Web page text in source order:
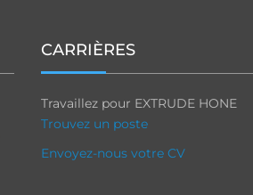
CARRIÈRES
Travaillez pour EXTRUDE HONE
Trouvez un poste
Envoyez-nous votre CV